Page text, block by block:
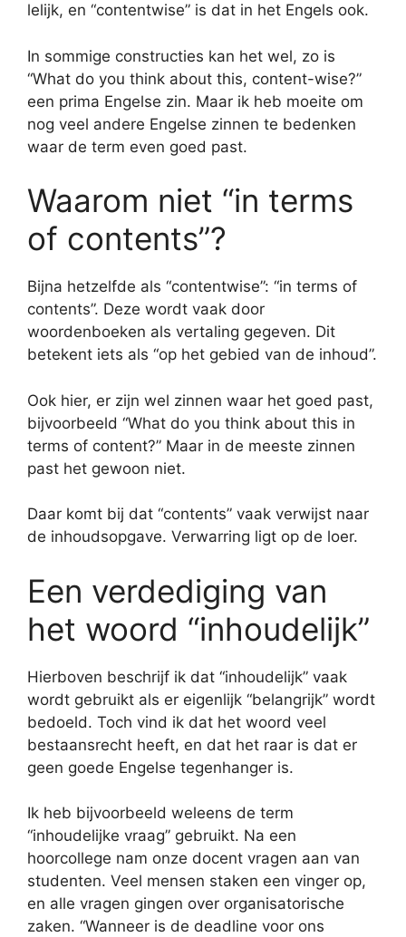
lelijk, en “contentwise” is dat in het Engels ook.
In sommige constructies kan het wel, zo is
“What do you think about this, content-wise?”
een prima Engelse zin. Maar ik heb moeite om
nog veel andere Engelse zinnen te bedenken
waar de term even goed past.
Waarom niet “in terms
of contents”?
Bijna hetzelfde als “contentwise”: “in terms of
contents”. Deze wordt vaak door
woordenboeken als vertaling gegeven. Dit
betekent iets als “op het gebied van de inhoud”.
Ook hier, er zijn wel zinnen waar het goed past,
bijvoorbeeld “What do you think about this in
terms of content?” Maar in de meeste zinnen
past het gewoon niet.
Daar komt bij dat “contents” vaak verwijst naar
de inhoudsopgave. Verwarring ligt op de loer.
Een verdediging van
het woord “inhoudelijk”
Hierboven beschrijf ik dat “inhoudelijk” vaak
wordt gebruikt als er eigenlijk “belangrijk” wordt
bedoeld. Toch vind ik dat het woord veel
bestaansrecht heeft, en dat het raar is dat er
geen goede Engelse tegenhanger is.
Ik heb bijvoorbeeld weleens de term
“inhoudelijke vraag” gebruikt. Na een
hoorcollege nam onze docent vragen aan van
studenten. Veel mensen staken een vinger op,
en alle vragen gingen over organisatorische
zaken. “Wanneer is de deadline voor ons